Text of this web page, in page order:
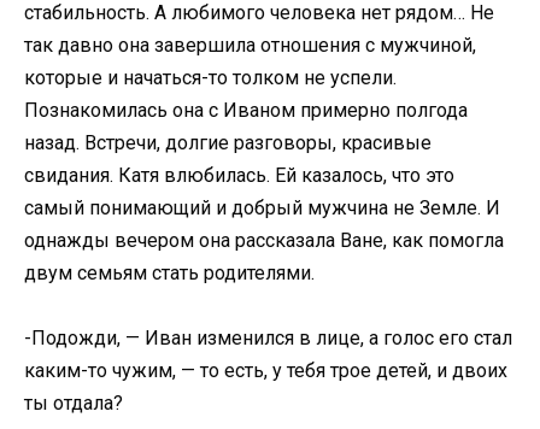
стабильность. А любимого человека нет рядом… Не
так давно она завершила отношения с мужчиной,
которые и начаться-то толком не успели.
Познакомилась она с Иваном примерно полгода
назад. Встречи, долгие разговоры, красивые
свидания. Катя влюбилась. Ей казалось, что это
самый понимающий и добрый мужчина не Земле. И
однажды вечером она рассказала Ване, как помогла
двум семьям стать родителями.
-Подожди, — Иван изменился в лице, а голос его стал
каким-то чужим, — то есть, у тебя трое детей, и двоих
ты отдала?